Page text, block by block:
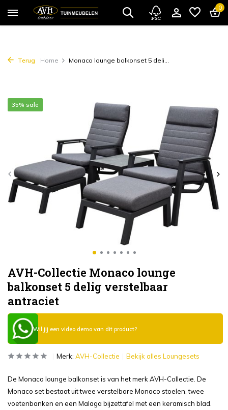
0
Terug Home Monaco lounge balkonset 5 deli...
AVH-Collectie Monaco lounge
balkonset 5 delig verstelbaar
antraciet
35% sale
Wil jij een video demo van dit product?
Merk: AVH-Collectie Bekijk alles Loungesets
De Monaco lounge balkonset is van het merk AVH-Collectie. De
Monaco set bestaat uit twee verstelbare Monaco stoelen, twee
voetenbanken en een Malaga bijzettafel met een keramisch blad.